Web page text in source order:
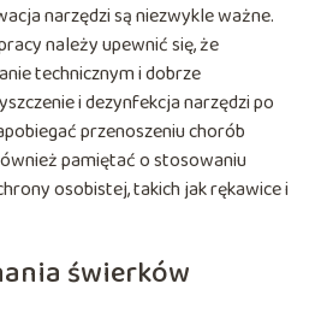
narzędzi są niezwykle ważne.
należy upewnić się, że
technicznym i dobrze
i dezynfekcja narzędzi po
przenoszeniu chorób
pamiętać o stosowaniu
osobistej, takich jak rękawice i
świerków